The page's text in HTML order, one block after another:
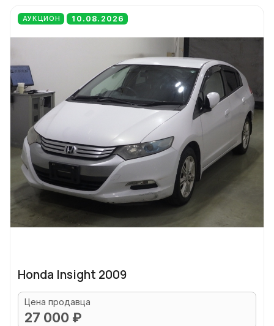
АУКЦИОН 10.08.2026
Honda Insight 2009
Цена продавца
27 000 ₽